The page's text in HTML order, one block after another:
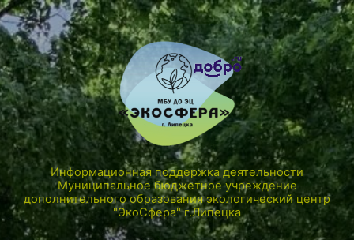
Информационная поддержка деятельности
Муниципальное бюджетное учреждение
дополнительного образования экологический центр
"ЭкоСфера" г.Липецка